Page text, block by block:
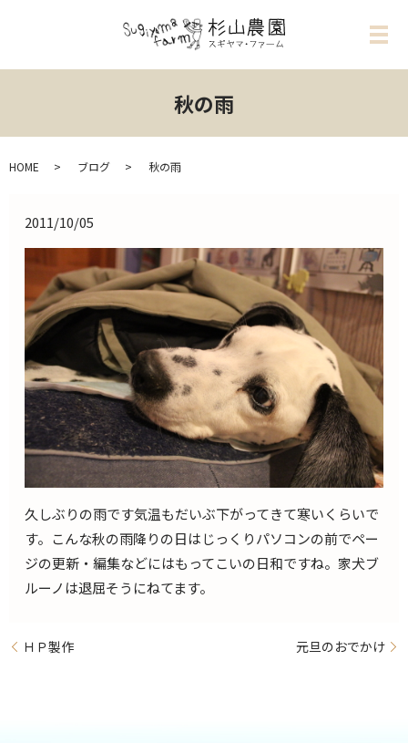
メ
秋の雨
HOME ブログ 秋の雨
2011/10/05
久しぶりの雨です気温もだいぶ下がってきて寒いくらいで
す。こんな秋の雨降りの日はじっくりパソコンの前でペー
ジの更新・編集などにはもってこいの日和ですね。家犬ブ
ルーノは退屈そうにねてます。
ＨＰ製作 元旦のおでかけ